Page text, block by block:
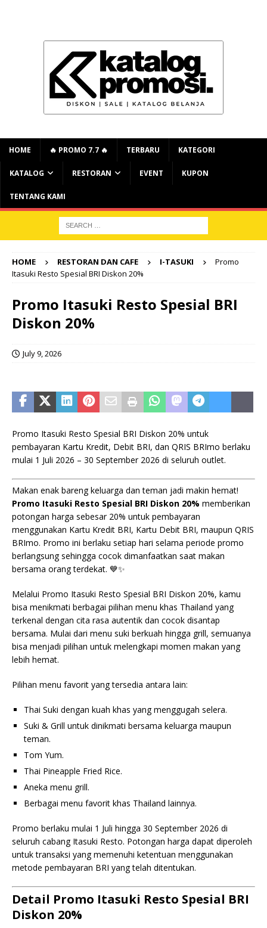
HOME 🔥 PROMO 7.7 🔥 TERBARU KATEGORI
KATALOG RESTORAN EVENT KUPON
TENTANG KAMI
HOME RESTORAN DAN CAFE I-TASUKI
Promo
Itasuki Resto Spesial BRI Diskon 20%
Promo Itasuki Resto Spesial BRI
Diskon 20%
July 9, 2026
Promo Itasuki Resto Spesial BRI Diskon 20% untuk
pembayaran Kartu Kredit, Debit BRI, dan QRIS BRImo berlaku
mulai 1 Juli 2026 – 30 September 2026 di seluruh outlet.
Makan enak bareng keluarga dan teman jadi makin hemat!
Promo Itasuki Resto Spesial BRI Diskon 20% memberikan
potongan harga sebesar 20% untuk pembayaran
menggunakan Kartu Kredit BRI, Kartu Debit BRI, maupun QRIS
BRImo. Promo ini berlaku setiap hari selama periode promo
berlangsung sehingga cocok dimanfaatkan saat makan
bersama orang terdekat. 💙✨
Melalui Promo Itasuki Resto Spesial BRI Diskon 20%, kamu
bisa menikmati berbagai pilihan menu khas Thailand yang
terkenal dengan cita rasa autentik dan cocok disantap
bersama. Mulai dari menu suki berkuah hingga grill, semuanya
bisa menjadi pilihan untuk melengkapi momen makan yang
lebih hemat.
Pilihan menu favorit yang tersedia antara lain:
Thai Suki dengan kuah khas yang menggugah selera.
Suki & Grill untuk dinikmati bersama keluarga maupun
teman.
Tom Yum.
Thai Pineapple Fried Rice.
Aneka menu grill.
Berbagai menu favorit khas Thailand lainnya.
Promo berlaku mulai 1 Juli hingga 30 September 2026 di
seluruh cabang Itasuki Resto. Potongan harga dapat diperoleh
untuk transaksi yang memenuhi ketentuan menggunakan
metode pembayaran BRI yang telah ditentukan.
Detail Promo Itasuki Resto Spesial BRI
Diskon 20%